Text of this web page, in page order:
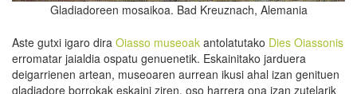
Gladiadoreen mosaikoa. Bad Kreuznach, Alemania
Aste gutxi igaro dira Oiasso museoak antolatutako Dies Oiassonis
erromatar jaialdia ospatu genuenetik. Eskainitako jarduera
deigarrienen artean, museoaren aurrean ikusi ahal izan genituen
gladiadore borrokak eskaini ziren, oso harrera ona izan zutelarik